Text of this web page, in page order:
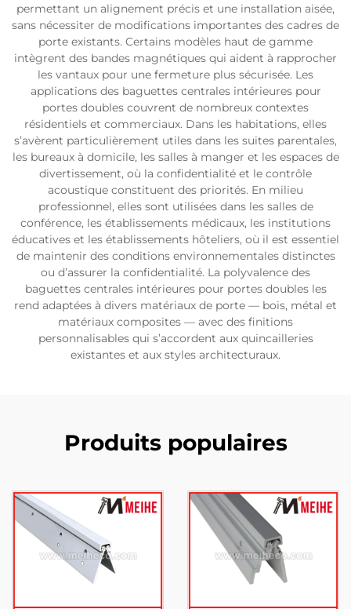
permettant un alignement précis et une installation aisée,
sans nécessiter de modifications importantes des cadres de
porte existants. Certains modèles haut de gamme
intègrent des bandes magnétiques qui aident à rapprocher
les vantaux pour une fermeture plus sécurisée. Les
applications des baguettes centrales intérieures pour
portes doubles couvrent de nombreux contextes
résidentiels et commerciaux. Dans les habitations, elles
s’avèrent particulièrement utiles dans les suites parentales,
les bureaux à domicile, les salles à manger et les espaces de
divertissement, où la confidentialité et le contrôle
acoustique constituent des priorités. En milieu
professionnel, elles sont utilisées dans les salles de
conférence, les établissements médicaux, les institutions
éducatives et les établissements hôteliers, où il est essentiel
de maintenir des conditions environnementales distinctes
ou d’assurer la confidentialité. La polyvalence des
baguettes centrales intérieures pour portes doubles les
rend adaptées à divers matériaux de porte — bois, métal et
matériaux composites — avec des finitions
personnalisables qui s’accordent aux quincailleries
existantes et aux styles architecturaux.
Produits populaires